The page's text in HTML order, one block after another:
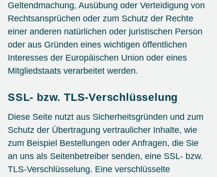
Geltendmachung, Ausübung oder Verteidigung von
Rechtsansprüchen oder zum Schutz der Rechte
einer anderen natürlichen oder juristischen Person
oder aus Gründen eines wichtigen öffentlichen
Interesses der Europäischen Union oder eines
Mitgliedstaats verarbeitet werden.
SSL- bzw. TLS-Verschlüsselung
Diese Seite nutzt aus Sicherheitsgründen und zum
Schutz der Übertragung vertraulicher Inhalte, wie
zum Beispiel Bestellungen oder Anfragen, die Sie
an uns als Seitenbetreiber senden, eine SSL- bzw.
TLS-Verschlüsselung. Eine verschlüsselte